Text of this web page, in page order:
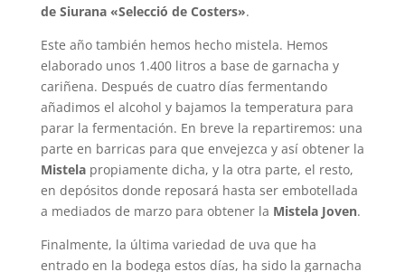
de Siurana «Selecció de Costers».
Este año también hemos hecho mistela. Hemos
elaborado unos 1.400 litros a base de garnacha y
cariñena. Después de cuatro días fermentando
añadimos el alcohol y bajamos la temperatura para
parar la fermentación. En breve la repartiremos: una
parte en barricas para que envejezca y así obtener la
Mistelapropiamente dicha, y la otra parte, el resto,
en depósitos donde reposará hasta ser embotellada
a mediados de marzo para obtener la Mistela Joven.
Finalmente, la última variedad de uva que ha
entrado en la bodega estos días, ha sido la garnacha